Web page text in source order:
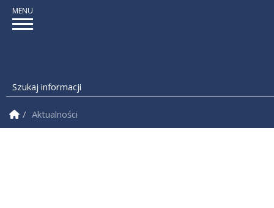
Szukaj informacji
Strona Główna
Aktualności